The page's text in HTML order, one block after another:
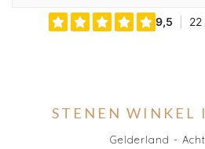
STENEN WINKEL
Gelderland -